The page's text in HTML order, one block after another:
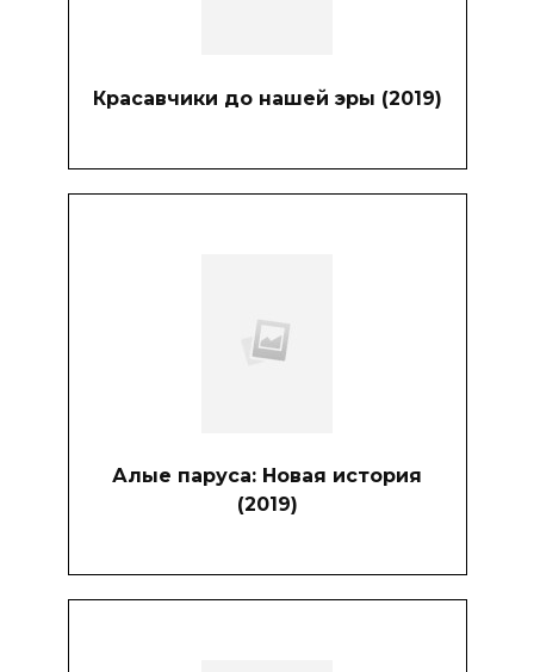
Красавчики до нашей эры (2019)
Алые паруса: Новая история
(2019)